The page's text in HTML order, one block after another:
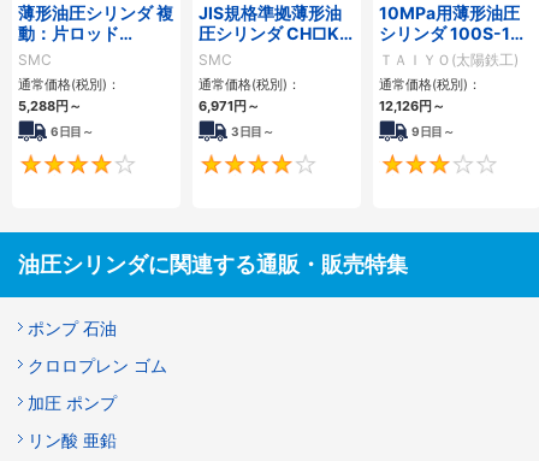
薄形油圧シリンダ 複
動：片ロッド
CH□QBシリーズ
SMC
通常価格(税別)：
5,288円～
6日目～
4
JIS規格準拠薄形油
圧シリンダ CH□KD
シリーズ
SMC
通常価格(税別)：
6,971円～
3日目～
4
10MPa用薄形油圧
シリンダ 100S-1シ
リーズ
ＴＡＩＹＯ(太陽鉄工)
通常価格(税別)：
12,126円～
9日目～
油圧シリンダに関連する通販・販売特集
ポンプ 石油
クロロプレン ゴム
加圧 ポンプ
リン酸 亜鉛